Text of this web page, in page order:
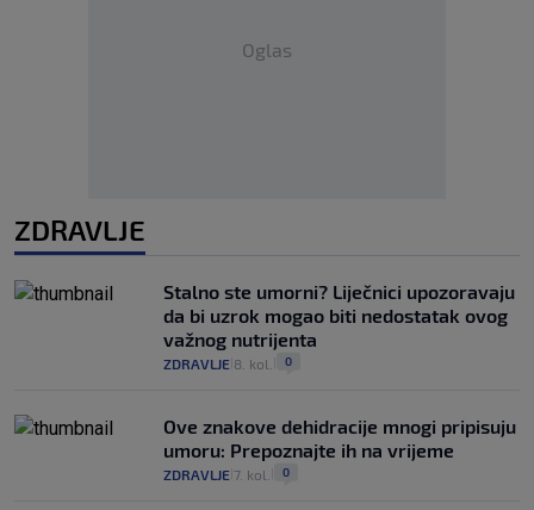
Oglas
ZDRAVLJE
Stalno ste umorni? Liječnici upozoravaju
da bi uzrok mogao biti nedostatak ovog
važnog nutrijenta
ZDRAVLJE 8. kol. 0
Ove znakove dehidracije mnogi pripisuju
umoru: Prepoznajte ih na vrijeme
ZDRAVLJE 7. kol. 0